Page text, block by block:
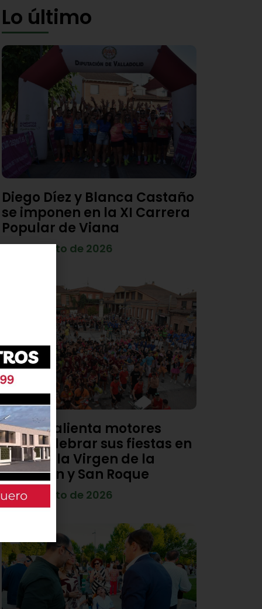
Lo último
Diego Díez y Blanca Castaño
se imponen en la XI Carrera
Popular de Viana
4 de agosto de 2026
Viana calienta motores
para celebrar sus fiestas en
honor a la Virgen de la
Asunción y San Roque
4 de agosto de 2026